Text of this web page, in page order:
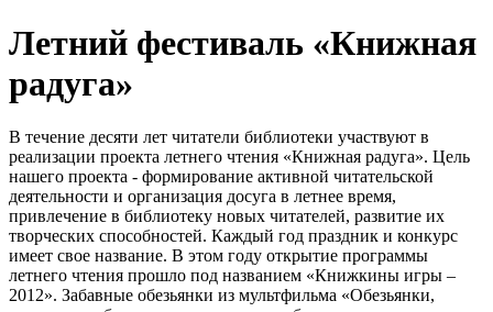
Летний фестиваль «Книжная
радуга»
В течение десяти лет читатели библиотеки участвуют в
реализации проекта летнего чтения «Книжная радуга». Цель
нашего проекта - формирование активной читательской
деятельности и организация досуга в летнее время,
привлечение в библиотеку новых читателей, развитие их
творческих способностей. Каждый год праздник и конкурс
имеет свое название. В этом году открытие программы
летнего чтения прошло под названием «Книжкины игры –
2012». Забавные обезьянки из мультфильма «Обезьянки,